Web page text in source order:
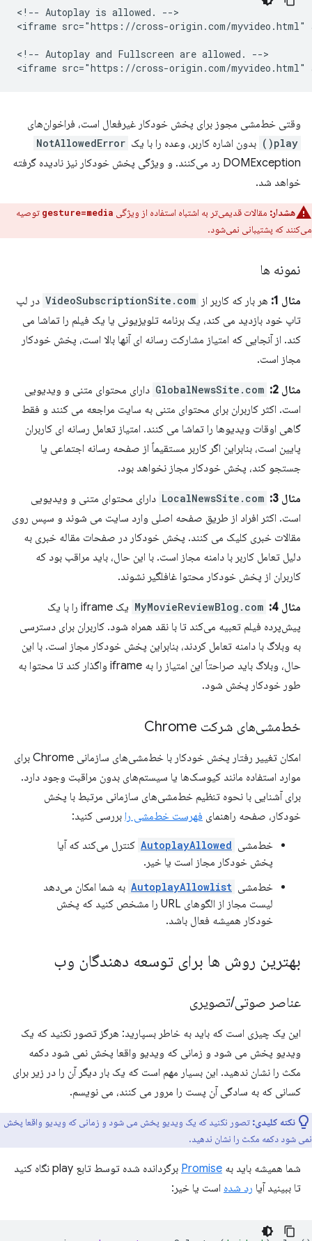
<!-- Autoplay is allowed. -->
<iframe src="https://cross-origin.com/myvideo.html"
<!-- Autoplay and Fullscreen are allowed. -->
وقتی خط‌مشی مجوز برای پخش خودکار غیرفعال است، فراخوان‌های
play() بدون اشاره کاربر، وعده را با یک NotAllowedError
DOMException رد می‌کنند. و ویژگی پخش خودکار نیز نادیده گرفته
خواهد شد.
هشدار: مقالات قدیمی‌تر به اشتباه استفاده از ویژگی gesture=media توصیه
می‌کنند که پشتیبانی نمی‌شود.
نمونه ها
مثال 1: هر بار که کاربر از VideoSubscriptionSite.com در لپ
تاپ خود بازدید می کند، یک برنامه تلویزیونی یا یک فیلم را تماشا می
کند. از آنجایی که امتیاز مشارکت رسانه ای آنها بالا است، پخش خودکار
مجاز است.
مثال 2: GlobalNewsSite.com دارای محتوای متنی و ویدیویی
است. اکثر کاربران برای محتوای متنی به سایت مراجعه می کنند و فقط
گاهی اوقات ویدیوها را تماشا می کنند. امتیاز تعامل رسانه ای کاربران
پایین است، بنابراین اگر کاربر مستقیماً از صفحه رسانه اجتماعی یا
جستجو کند، پخش خودکار مجاز نخواهد بود.
مثال 3: LocalNewsSite.com دارای محتوای متنی و ویدیویی
است. اکثر افراد از طریق صفحه اصلی وارد سایت می شوند و سپس روی
مقالات خبری کلیک می کنند. پخش خودکار در صفحات مقاله خبری به
دلیل تعامل کاربر با دامنه مجاز است. با این حال، باید مراقب بود که
کاربران از پخش خودکار محتوا غافلگیر نشوند.
مثال 4: MyMovieReviewBlog.com
یک iframe را با یک
پیش‌پرده فیلم تعبیه می‌کند تا با نقد همراه شود. کاربران برای دسترسی
به وبلاگ با دامنه تعامل کردند، بنابراین پخش خودکار مجاز است. با این
حال، وبلاگ باید صراحتاً این امتیاز را به iframe واگذار کند تا محتوا به
طور خودکار پخش شود.
خط‌مشی‌های شرکت Chrome
امکان تغییر رفتار پخش خودکار با خط‌مشی‌های سازمانی Chrome برای
موارد استفاده مانند کیوسک‌ها یا سیستم‌های بدون مراقبت وجود دارد.
برای آشنایی با نحوه تنظیم خط‌مشی‌های سازمانی مرتبط با پخش
خودکار، صفحه راهنمای فهرست خط‌مشی را بررسی کنید:
خط‌مشی AutoplayAllowed کنترل می‌کند که آیا
پخش خودکار مجاز است یا خیر.
خط‌مشی AutoplayAllowlist به شما امکان می‌دهد
لیست مجاز از الگوهای URL را مشخص کنید که پخش
خودکار همیشه فعال باشد.
بهترین روش ها برای توسعه دهندگان وب
عناصر صوتی/تصویری
این یک چیزی است که باید به خاطر بسپارید: هرگز تصور نکنید که یک
ویدیو پخش می شود و زمانی که ویدیو واقعا پخش نمی شود دکمه
مکث را نشان ندهید. این بسیار مهم است که یک بار دیگر آن را در زیر برای
کسانی که به سادگی آن پست را مرور می کنند، می نویسم.
نکته کلیدی: تصور نکنید که یک ویدیو پخش می شود و زمانی که ویدیو واقعا پخش
نمی شود دکمه مکث را نشان ندهید.
شما همیشه باید به Promise
برگردانده شده توسط تابع play نگاه کنید
تا ببینید آیا رد شده است یا خیر: